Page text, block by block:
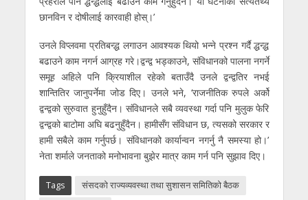
छानविन र दोषीलाई कारवाही होस्।’
उनले विप्लवमा प्रतिबन्द्ध लगाउन आवश्यक थियो भन्ने प्रश्न गर्दै द्धन्द्ध
बढाउने काम नगर्न आग्रह गरे।द्वन्द्व भड्काउने, संविधानको पालना नगर्ने
समूह अहिले पनि क्रियाशील रहेको बताउँदै उनले द्वन्द्वतिर नभई
शान्तितिर जानुपर्नेमा जोड दिए। उनले भने, ‘राजनीतिक रुपले अर्को
द्वन्द्वको सुरुवात हुनुहुँदैन। संविधानले सबै व्यवस्था गर्दा पनि मुलुक फेरि
द्वन्द्वको बाटोमा अघि बढनुहुँदैन। हामीसँग संविधान छ, त्यसको सरकार र
हामी सबैले काम गर्नुपर्छ। संविधानको कार्यान्वन नगर्नु नै समस्या हो।’
नेता शर्माले जनताको मनोभावना बुझेर मात्र काम गर्न पनि सुझाव दिए।
Tags
संसदको राज्यव्यवस्था तथा सुशासन समितिको बैठक